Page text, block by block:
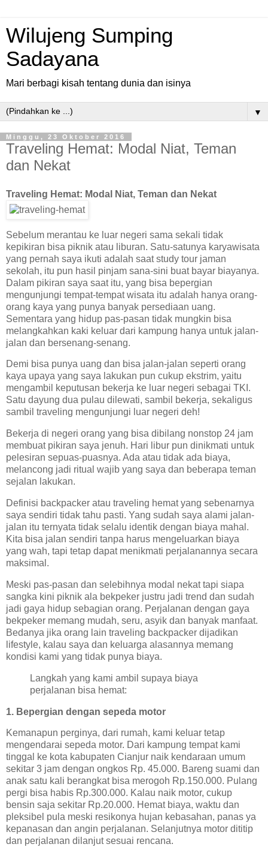
Wilujeng Sumping
Sadayana
Mari berbagi kisah tentang dunia dan isinya
▼
Minggu, 23 Oktober 2016
Traveling Hemat: Modal Niat, Teman
dan Nekat
Traveling Hemat: Modal Niat, Teman dan Nekat
Sebelum merantau ke luar negeri sama sekali tidak
kepikiran bisa piknik atau liburan. Satu-satunya karyawisata
yang pernah saya ikuti adalah saat study tour jaman
sekolah, itu pun hasil pinjam sana-sini buat bayar biayanya.
Dalam pikiran saya saat itu, yang bisa bepergian
mengunjungi tempat-tempat wisata itu adalah hanya orang-
orang kaya yang punya banyak persediaan uang.
Sementara yang hidup pas-pasan tidak mungkin bisa
melangkahkan kaki keluar dari kampung hanya untuk jalan-
jalan dan bersenang-senang.
Demi bisa punya uang dan bisa jalan-jalan seperti orang
kaya upaya yang saya lakukan pun cukup ekstrim, yaitu
mengambil keputusan bekerja ke luar negeri sebagai TKI.
Satu dayung dua pulau dilewati, sambil bekerja, sekaligus
sambil traveling mengunjungi luar negeri deh!
Bekerja di negeri orang yang bisa dibilang nonstop 24 jam
membuat pikiran saya jenuh. Hari libur pun dinikmati untuk
pelesiran sepuas-puasnya. Ada atau tidak ada biaya,
melancong jadi ritual wajib yang saya dan beberapa teman
sejalan lakukan.
Definisi backpacker atau traveling hemat yang sebenarnya
saya sendiri tidak tahu pasti. Yang sudah saya alami jalan-
jalan itu ternyata tidak selalu identik dengan biaya mahal.
Kita bisa jalan sendiri tanpa harus mengeluarkan biaya
yang wah, tapi tetap dapat menikmati perjalanannya secara
maksimal.
Meski pas-pasan dan selebihnya modal nekat tapi siapa
sangka kini piknik ala bekpeker justru jadi trend dan sudah
jadi gaya hidup sebagian orang. Perjalanan dengan gaya
bekpeker memang mudah, seru, asyik dan banyak manfaat.
Bedanya jika orang lain traveling backpacker dijadikan
lifestyle, kalau saya dan keluarga alasannya memang
kondisi kami yang tidak punya biaya.
Langkah yang kami ambil supaya biaya
perjalanan bisa hemat:
1. Bepergian dengan sepeda motor
Kemanapun perginya, dari rumah, kami keluar tetap
mengendarai sepeda motor. Dari kampung tempat kami
tinggal ke kota kabupaten Cianjur naik kendaraan umum
sekitar 3 jam dengan ongkos Rp. 45.000. Bareng suami dan
anak satu kali berangkat bisa merogoh Rp.150.000. Pulang
pergi bisa habis Rp.300.000. Kalau naik motor, cukup
bensin saja sekitar Rp.20.000. Hemat biaya, waktu dan
pleksibel pula meski resikonya hujan kebasahan, panas ya
kepanasan dan angin perjalanan. Selanjutnya motor dititip
dan perjalanan dilanjut sesuai rencana.